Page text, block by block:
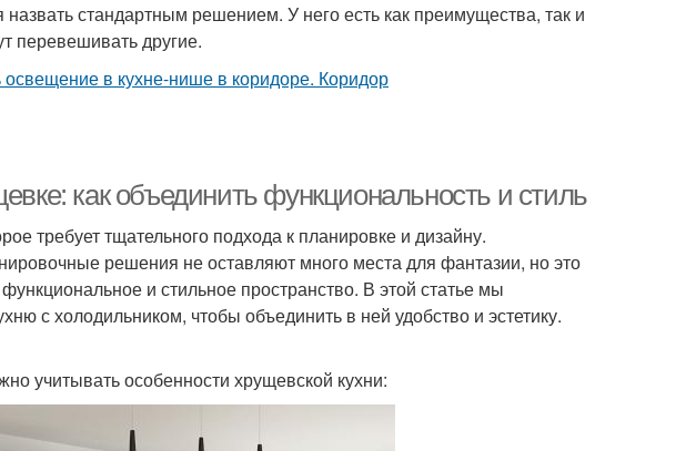
стандартным решением. У него есть как преимущества, так и
перевешивать другие.
как объединить функциональность и стиль
требует тщательного подхода к планировке и дизайну.
решения не оставляют много места для фантазии, но это
и стильное пространство. В этой статье мы
с холодильником, чтобы объединить в ней удобство и эстетику.
учитывать особенности хрущевской кухни: